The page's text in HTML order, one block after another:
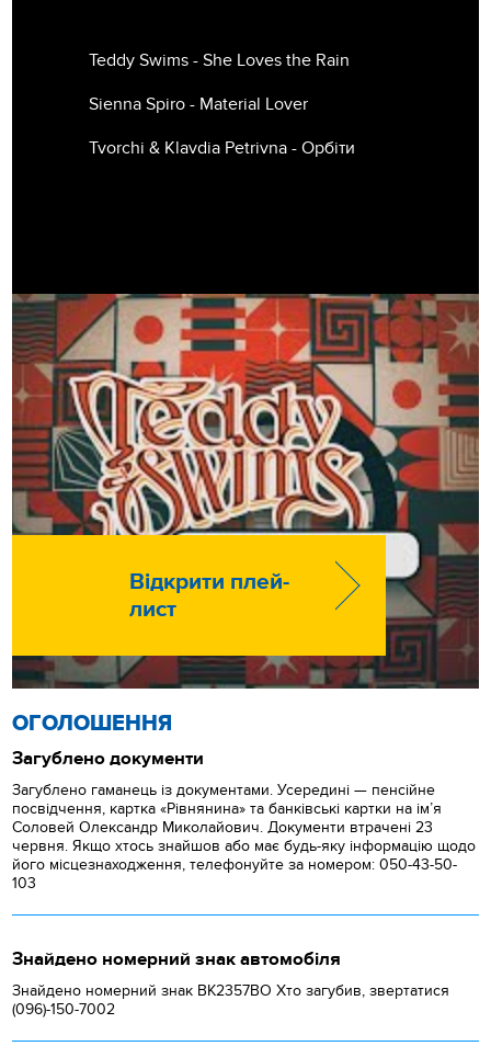
Teddy Swims - She Loves the Rain
Sienna Spiro - Material Lover
Tvorchi & Klavdia Petrivna - Орбіти
Відкрити плей-
лист
ОГОЛОШЕННЯ
Загублено документи
Загублено гаманець із документами. Усередині — пенсійне
посвідчення, картка «Рівнянина» та банківські картки на ім’я
Соловей Олександр Миколайович. Документи втрачені 23
червня. Якщо хтось знайшов або має будь-яку інформацію щодо
його місцезнаходження, телефонуйте за номером: 050-43-50-
103
Знайдено номерний знак автомобіля
Знайдено номерний знак ВК2357ВО Хто загубив, звертатися
(096)-150-7002